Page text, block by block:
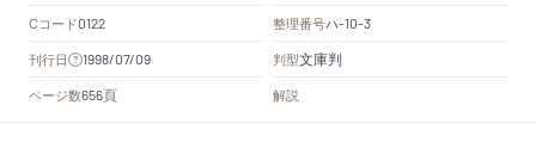
Cコード0122 整理番号ハ-10-3
刊行日 1998/07/09 判型文庫判
ページ数656頁 解説